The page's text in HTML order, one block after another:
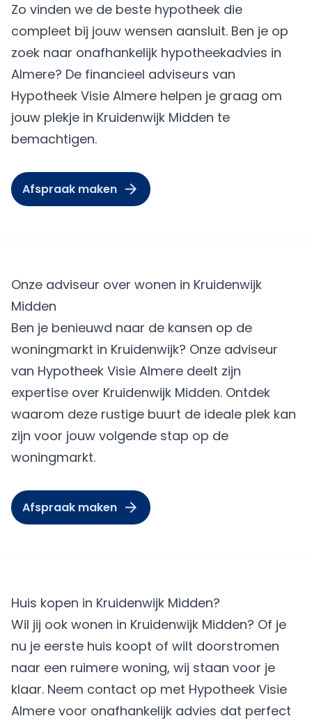
Zo vinden we de beste hypotheek die
compleet bij jouw wensen aansluit. Ben je op
zoek naar onafhankelijk hypotheekadvies in
Almere? De financieel adviseurs van
Hypotheek Visie Almere helpen je graag om
jouw plekje in Kruidenwijk Midden te
bemachtigen.
Afspraak maken
Onze adviseur over wonen in Kruidenwijk
Midden
Ben je benieuwd naar de kansen op de
woningmarkt in Kruidenwijk? Onze adviseur
van Hypotheek Visie Almere deelt zijn
expertise over Kruidenwijk Midden. Ontdek
waarom deze rustige buurt de ideale plek kan
zijn voor jouw volgende stap op de
woningmarkt.
Afspraak maken
Huis kopen in Kruidenwijk Midden?
Wil jij ook wonen in Kruidenwijk Midden? Of je
nu je eerste huis koopt of wilt doorstromen
naar een ruimere woning, wij staan voor je
klaar. Neem contact op met Hypotheek Visie
Almere voor onafhankelijk advies dat perfect